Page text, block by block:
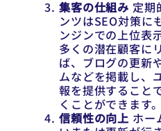
集客の仕組み 定期
ンツはSEO対策に
ンジンでの上位表
多くの潜在顧客に
ば、ブログの更新
ムなどを掲載し、
報を提供すること
くことができます。
信頼性の向上 ホー